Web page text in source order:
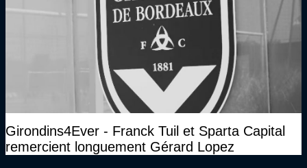
Girondins4Ever - Franck Tuil et Sparta Capital
remercient longuement Gérard Lopez